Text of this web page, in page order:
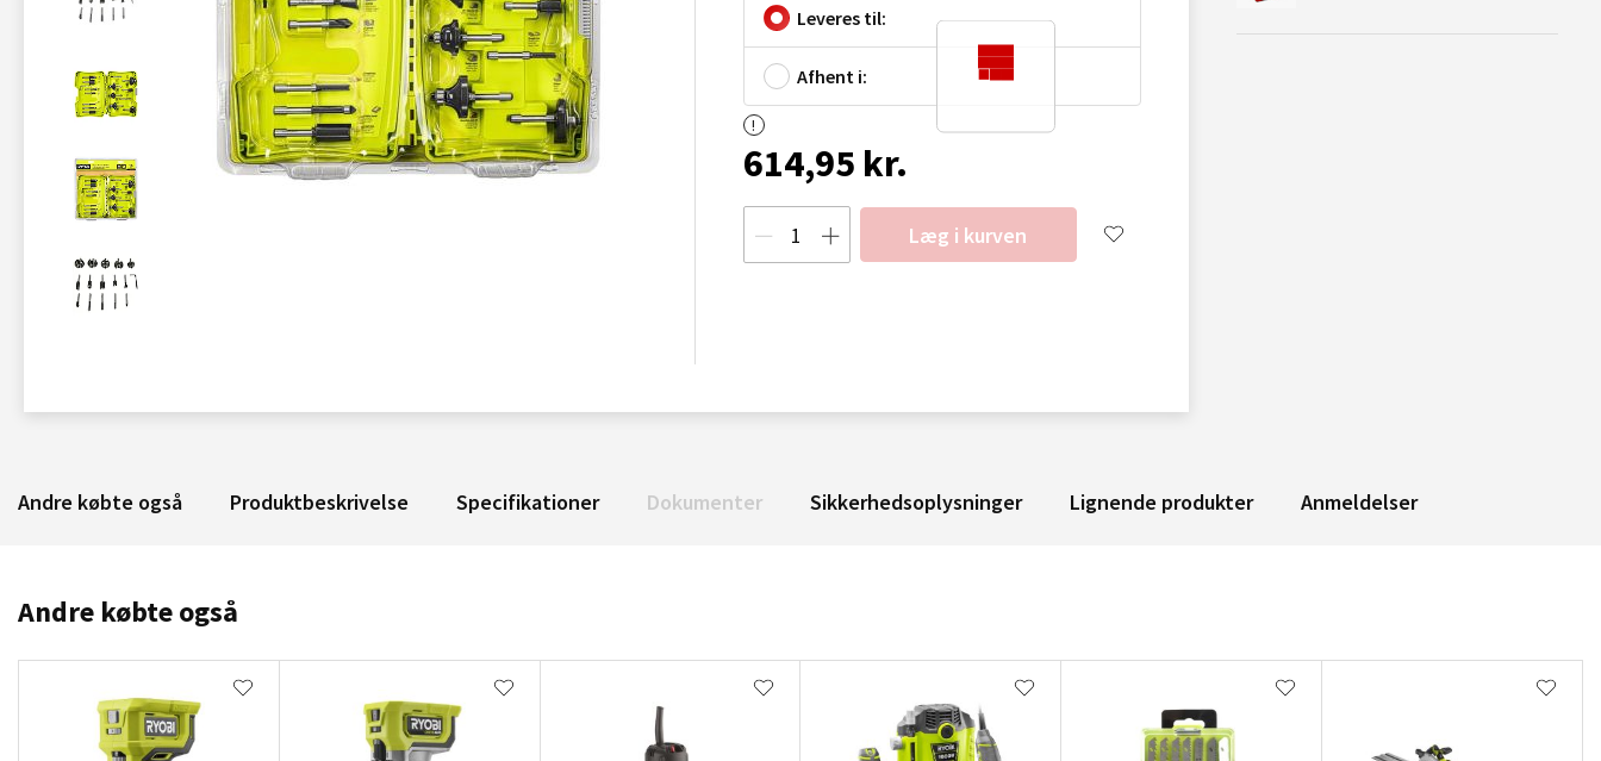
Leveres til:
Afhent i:
614,95 kr.
Læg i kurven
Andre købte også Produktbeskrivelse Specifikationer Dokumenter Sikkerhedsoplysninger Lignende produkter Anmeldelser
Andre købte også